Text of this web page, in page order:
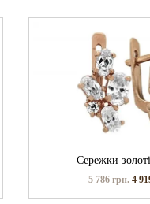
Сережки
5 786грн. 4